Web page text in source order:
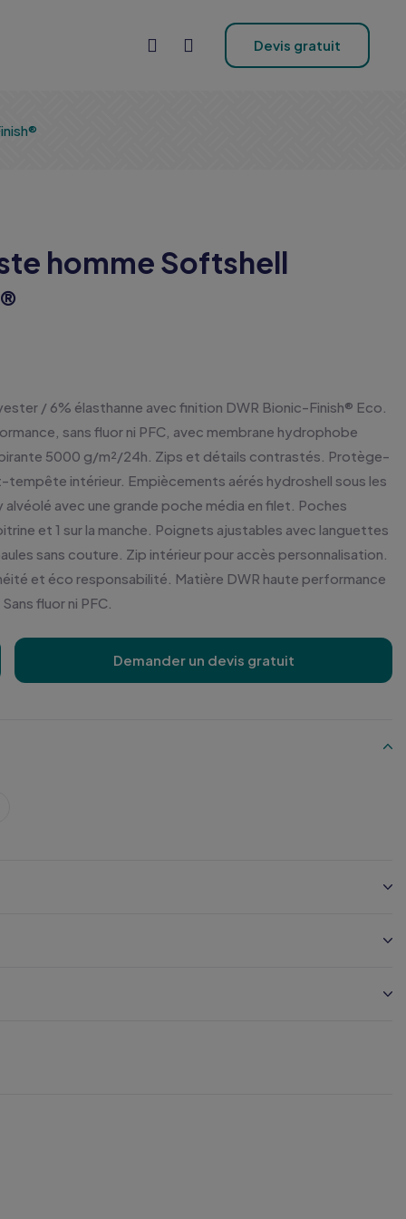
Devis gratuit
homme Softshell
/ 6% élasthanne avec finition DWR Bionic-Finish® Eco.
sans fluor ni PFC, avec membrane hydrophobe
5000 g/m²/24h. Zips et détails contrastés. Protège-
intérieur. Empiècements aérés hydroshell sous les
alvéolé avec une grande poche média en filet. Poches
et 1 sur la manche. Poignets ajustables avec languettes
sans couture. Zip intérieur pour accès personnalisation.
et éco responsabilité. Matière DWR haute performance
fluor ni PFC.
Demander un devis gratuit